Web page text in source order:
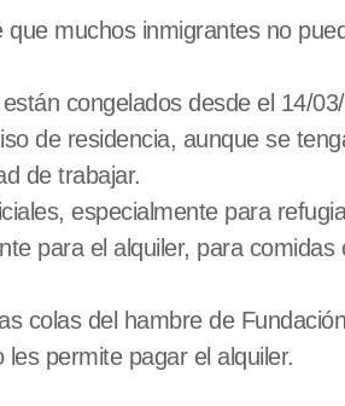
muchos inmigrantes no
congelados desde el 14/
de residencia, aunque se
de trabajar.
especialmente para
para el alquiler, para
colas del hambre de
permite pagar el alquiler.